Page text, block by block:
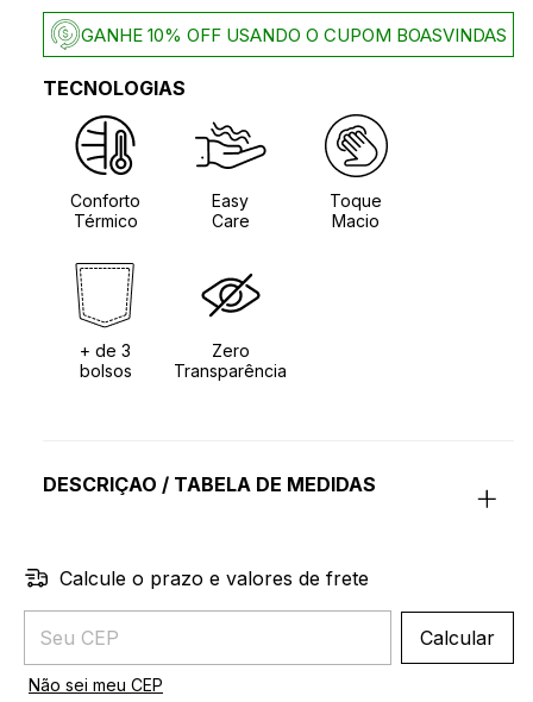
GANHE 10% OFF USANDO O CUPOM BOASVINDAS
TECNOLOGIAS
Conforto
Térmico
Easy
Care
Toque
Macio
+ de 3
bolsos
Zero
Transparência
DESCRIÇAO / TABELA DE MEDIDAS
Calcule o prazo e valores de frete
Entregas para o CEP:
Calcular
Não sei meu CEP